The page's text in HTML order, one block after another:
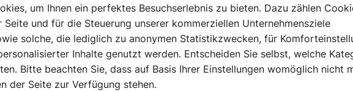
um Ihnen ein perfektes Besuchserlebnis zu bieten. Dazu zählen
und für die Steuerung unserer kommerziellen Unternehmensziele
solche, die lediglich zu anonymen Statistikzwecken, für
Inhalte genutzt werden. Entscheiden Sie selbst, welche
Bitte beachten Sie, dass auf Basis Ihrer Einstellungen womöglich nicht
der Seite zur Verfügung stehen.